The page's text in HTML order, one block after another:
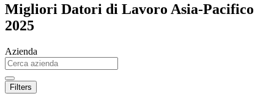
Migliori Datori di Lavoro Asia-Pacifico
2025
Azienda
Filters